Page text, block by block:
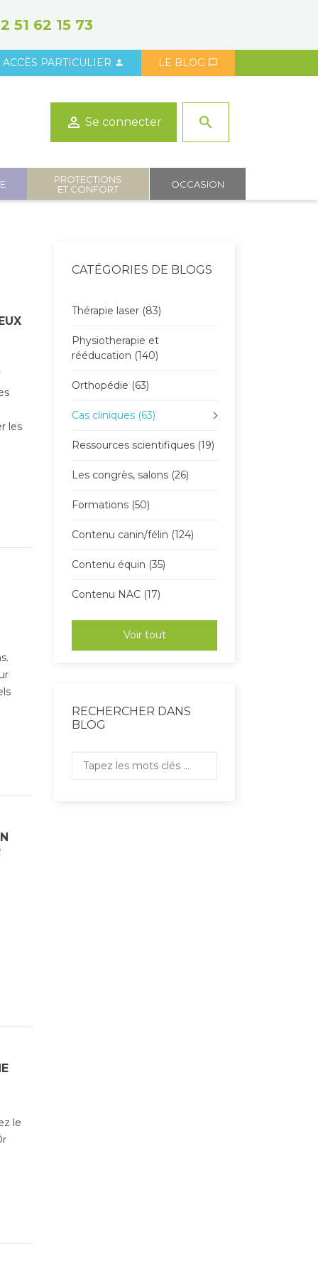
51 62 15 73
ACCÈS PARTICULIER  LE BLOG 
 Se connecter search
PROTECTIONS
ET CONFORT
OCCASION
les
le
CATÉGORIES DE BLOGS
Thérapie laser (83)
Physiotherapie et
rééducation (140)
Orthopédie (63)
Cas cliniques (63)
Ressources scientifiques (19)
Les congrès, salons (26)
Formations (50)
Contenu canin/félin (124)
Contenu équin (35)
Contenu NAC (17)
Voir tout
RECHERCHER DANS
BLOG